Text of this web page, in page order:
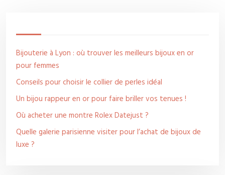
Bijouterie à Lyon : où trouver les meilleurs bijoux en or
pour femmes
Conseils pour choisir le collier de perles idéal
Un bijou rappeur en or pour faire briller vos tenues !
Où acheter une montre Rolex Datejust ?
Quelle galerie parisienne visiter pour l’achat de bijoux de
luxe ?